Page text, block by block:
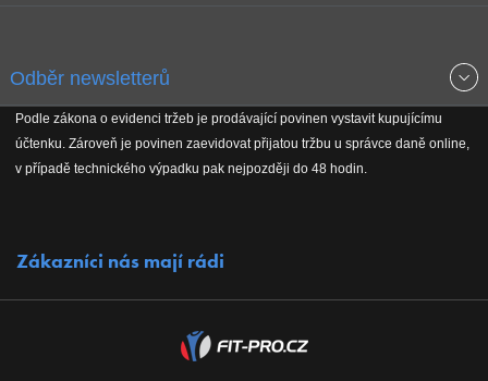
Reklamační řád
Koho podporujeme
Odběr newsletterů
Získejte přehled o novinkách, slevách, akčním zboží a upozornění
na nové články v magazínu!
Podle zákona o evidenci tržeb je prodávající povinen vystavit kupujícímu
účtenku. Zároveň je povinen zaevidovat přijatou tržbu u správce daně online,
v případě technického výpadku pak nejpozději do 48 hodin.
Zákazníci nás mají rádi